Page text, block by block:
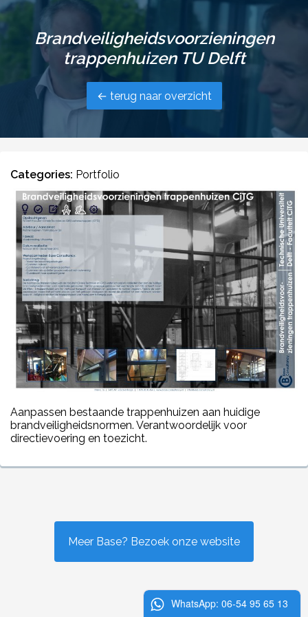
Brandveiligheidsvoorzieningen
trappenhuizen TU Delft
← terug naar overzicht
Categories: Portfolio
Aanpassen bestaande trappenhuizen aan huidige
brandveiligheidsnormen. Verantwoordelijk voor
directievoering en toezicht.
Meer Base? Bezoek onze website
WhatsApp: 06-54 95 65 13